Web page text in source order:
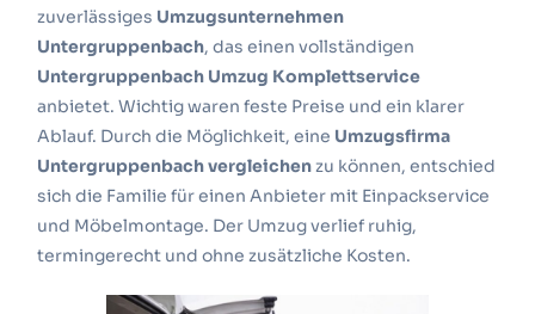
zuverlässiges Umzugsunternehmen
Untergruppenbach, das einen vollständigen
Untergruppenbach Umzug Komplettservice
anbietet. Wichtig waren feste Preise und ein klarer
Ablauf. Durch die Möglichkeit, eine Umzugsfirma
Untergruppenbach vergleichenzu können, entschied
sich die Familie für einen Anbieter mit Einpackservice
und Möbelmontage. Der Umzug verlief ruhig,
termingerecht und ohne zusätzliche Kosten.